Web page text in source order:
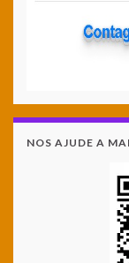
NOS AJUDE A